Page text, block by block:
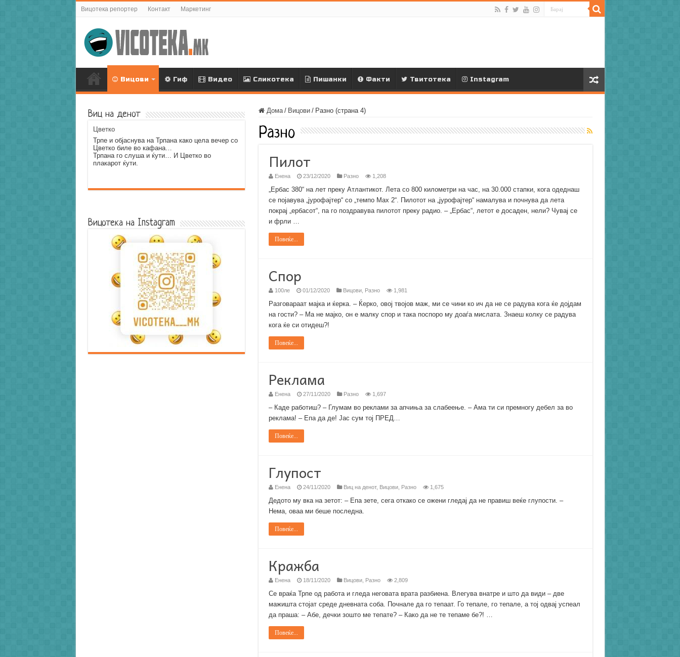
Вицотека репортер Контакт Маркетинг
Вицови Гиф Видео Сликотека Пишанки Факти Твитотека Instagram
Дома / Вицови / Разно (страна 4)
Разно
Пилот
Енена 23/12/2020 Разно 1,208
„Ербас 380“ на лет преку Атлантикот. Лета со 800 километри на час, на 30.000 стапки, кога одеднаш
се појавува „јурофајтер“ со „темпо Мах 2“. Пилотот на „јурофајтер“ намалува и почнува да лета
покрај „ербасот“, па го поздравува пилотот преку радио. – „Ербас“, летот е досаден, нели? Чувај се
и фрли …
Повеќе...
Спор
100ле 01/12/2020 Вицови, Разно 1,981
Разговараат мајка и ќерка. – Ќерко, овој твојов маж, ми се чини ко ич да не се радува кога ќе дојдам
на гости? – Ма не мајко, он е малку спор и така поспоро му доаѓа мислата. Знаеш колку се радува
кога ќе си отидеш?!
Повеќе...
Реклама
Енена 27/11/2020 Разно 1,697
– Каде работиш? – Глумам во реклами за апчиња за слабеење. – Ама ти си премногу дебел за во
реклама! – Епа да де! Јас сум тој ПРЕД…
Повеќе...
Глупост
Енена 24/11/2020 Виц на денот, Вицови, Разно 1,675
Дедото му вка на зетот: – Епа зете, сега откако се ожени гледај да не правиш веќе глупости. –
Нема, оваа ми беше последна.
Повеќе...
Кражба
Енена 18/11/2020 Вицови, Разно 2,809
Се враќа Трпе од работа и гледа неговата врата разбиена. Влегува внатре и што да види – две
мажишта стојат среде дневната соба. Почнале да го тепаат. Го тепале, го тепале, а тој одвај успеал
да праша: – Абе, дечки зошто ме тепате? – Како да не те тепаме бе?! …
Повеќе...
Виц на денот
Цветко
Трпе и објаснува на Трпана како цела вечер со
Цветко биле во кафана…
Трпана го слуша и ќути… И Цветко во
плакарот ќути.
Вицотека на Instagram